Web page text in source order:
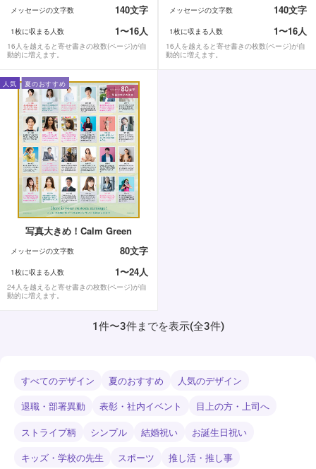
メッセージの文字数 140文字
1枚に収まる人数 1〜16人
16人を越えると寄せ書きの枚数(ページ)が自
動的に増えます。
メッセージの文字数 140文字
1枚に収まる人数 1〜16人
16人を越えると寄せ書きの枚数(ページ)が自
動的に増えます。
人気 夏のおすすめ
写真大きめ！Calm Green
メッセージの文字数 80文字
1枚に収まる人数 1〜24人
24人を越えると寄せ書きの枚数(ページ)が自
動的に増えます。
1件〜3件までを表示(全3件)
すべてのデザイン 夏のおすすめ
人気のデザイン
退職・部署異動
表彰・社内イベント
目上の方・上司へ
ストライプ柄
シンプル 結婚祝い
お誕生日祝い
キッズ・学校の先生
スポーツ
推し活・推し事